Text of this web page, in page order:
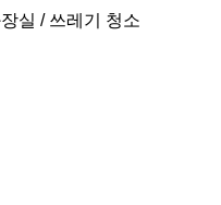
실 / 쓰레기 청소